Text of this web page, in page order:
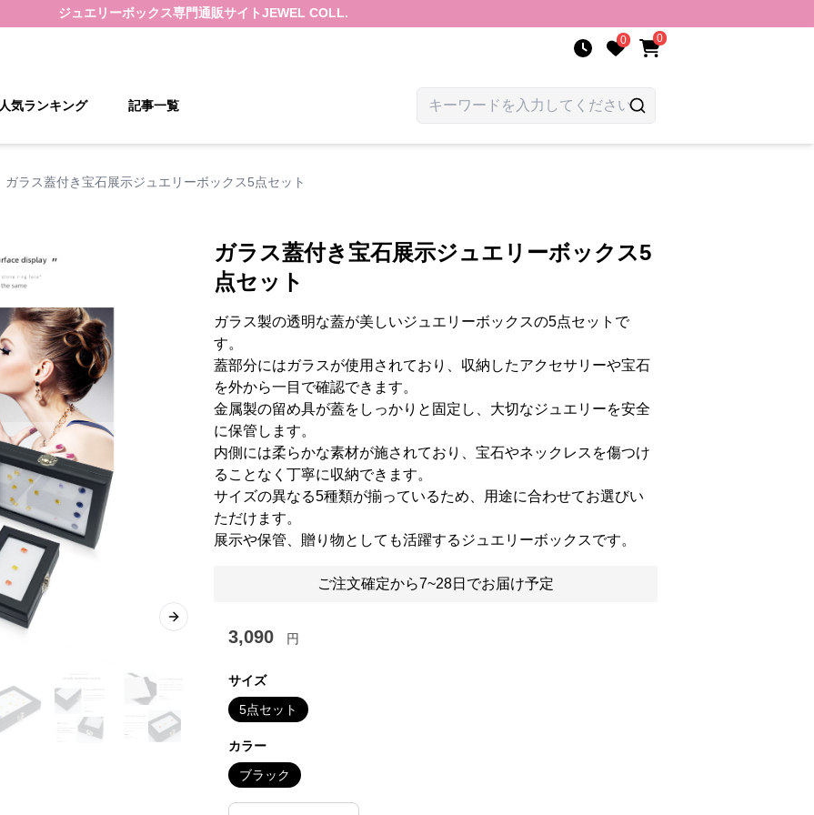
ジュエリーボックス専門通販サイトJEWEL COLL.
0 0
人気ランキング 記事一覧
ガラス蓋付き宝石展示ジュエリーボックス5点セット
Next slide
ガラス蓋付き宝石展示ジュエリーボックス5
点セット
ガラス製の透明な蓋が美しいジュエリーボックスの5点セットで
す。
蓋部分にはガラスが使用されており、収納したアクセサリーや宝石
を外から一目で確認できます。
金属製の留め具が蓋をしっかりと固定し、大切なジュエリーを安全
に保管します。
内側には柔らかな素材が施されており、宝石やネックレスを傷つけ
ることなく丁寧に収納できます。
サイズの異なる5種類が揃っているため、用途に合わせてお選びい
ただけます。
展示や保管、贈り物としても活躍するジュエリーボックスです。
ご注文確定から7~28日でお届け予定
3,090 円
サイズ
5点セット
カラー
ブラック